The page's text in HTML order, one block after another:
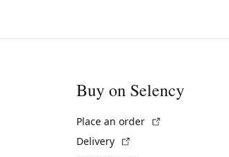
Buy on Selency
Place an order
Delivery